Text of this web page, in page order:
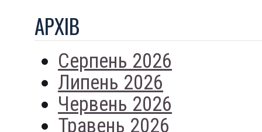
АРХIВ
Серпень 2026
Липень 2026
Червень 2026
Травень 2026